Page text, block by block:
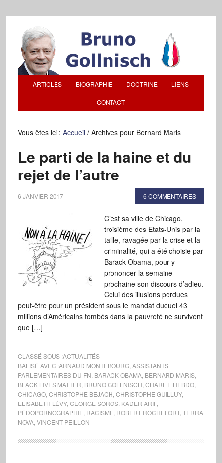
ARTICLES BIOGRAPHIE DOCTRINE LIENS
CONTACT
Vous êtes ici : Accueil /Archives pour Bernard Maris
Le parti de la haine et du
rejet de l’autre
6 JANVIER 2017 6 COMMENTAIRES
C’est sa ville de Chicago,
troisième des Etats-Unis par la
taille, ravagée par la crise et la
criminalité, qui a été choisie par
Barack Obama, pour y
prononcer la semaine
prochaine son discours d’adieu.
Celui des illusions perdues
peut-être pour un président sous le mandat duquel 43
millions d’Américains tombés dans la pauvreté ne survivent
que […]
CLASSÉ SOUS :ACTUALITÉS
BALISÉ AVEC :ARNAUD MONTEBOURG, ASSISTANTS
PARLEMENTAIRES DU FN BARACK OBAMA, BERNARD MARIS,
BLACK LIVES MATTER BRUNO GOLLNISCH CHARLIE HEBDO,
CHICAGO, CHRISTOPHE BEJACH CHRISTOPHE GUILLUY,
ELISABETH LÉVY, GEORGE SOROS, KADER ARIF,
PÉDOPORNOGRAPHIE RACISME ROBERT ROCHEFORT, TERRA
NOVA, VINCENT PEILLON